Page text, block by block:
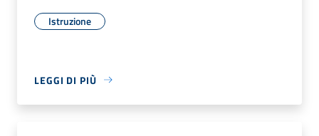
Istruzione
LEGGI DI PIÙ